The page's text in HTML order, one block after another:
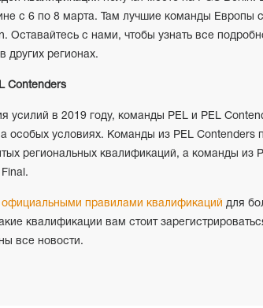
с 6 по 8 марта. Там лучшие команды Европы
Оставайтесь с нами, чтобы узнать все
других регионах.
Contenders
усилий в 2019 году, команды PEL и PEL
особых условиях. Команды из PEL Contenders
региональных квалификаций, а команды из
официальными правилами квалификаций для
квалификации вам стоит
все новости.